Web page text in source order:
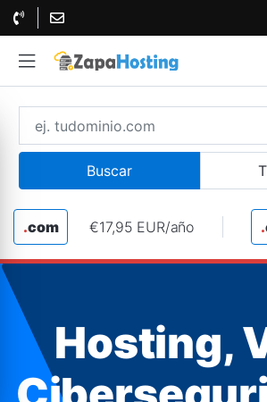
Buscar
.com €17,95 EUR/año .
Hosting,